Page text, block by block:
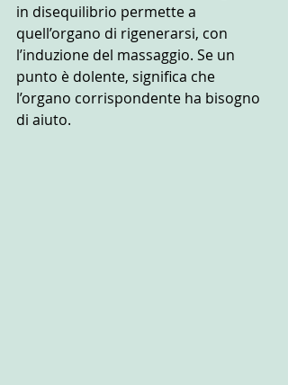
in disequilibrio permette a
quell’organo di rigenerarsi, con
l’induzione del massaggio. Se un
punto è dolente, significa che
l’organo corrispondente ha bisogno
di aiuto.